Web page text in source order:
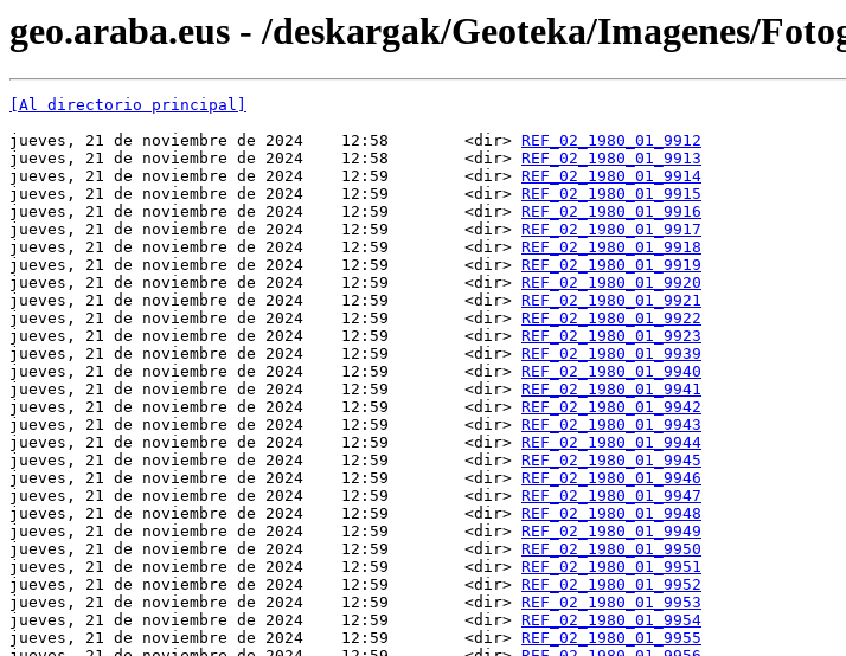
geo.araba.eus - /deskargak/Geoteka/Imagenes/
[Al directorio principal]
jueves, 21 de noviembre de 2024    12:58        <dir> REF_02_1980_01_9912
jueves, 21 de noviembre de 2024    12:58        <dir> REF_02_1980_01_9913
jueves, 21 de noviembre de 2024    12:59        <dir> REF_02_1980_01_9914
jueves, 21 de noviembre de 2024    12:59        <dir> REF_02_1980_01_9915
jueves, 21 de noviembre de 2024    12:59        <dir> REF_02_1980_01_9916
jueves, 21 de noviembre de 2024    12:59        <dir> REF_02_1980_01_9917
jueves, 21 de noviembre de 2024    12:59        <dir> REF_02_1980_01_9918
jueves, 21 de noviembre de 2024    12:59        <dir> REF_02_1980_01_9919
jueves, 21 de noviembre de 2024    12:59        <dir> REF_02_1980_01_9920
jueves, 21 de noviembre de 2024    12:59        <dir> REF_02_1980_01_9921
jueves, 21 de noviembre de 2024    12:59        <dir> REF_02_1980_01_9922
jueves, 21 de noviembre de 2024    12:59        <dir> REF_02_1980_01_9923
jueves, 21 de noviembre de 2024    12:59        <dir> REF_02_1980_01_9939
jueves, 21 de noviembre de 2024    12:59        <dir> REF_02_1980_01_9940
jueves, 21 de noviembre de 2024    12:59        <dir> REF_02_1980_01_9941
jueves, 21 de noviembre de 2024    12:59        <dir> REF_02_1980_01_9942
jueves, 21 de noviembre de 2024    12:59        <dir> REF_02_1980_01_9943
jueves, 21 de noviembre de 2024    12:59        <dir> REF_02_1980_01_9944
jueves, 21 de noviembre de 2024    12:59        <dir> REF_02_1980_01_9945
jueves, 21 de noviembre de 2024    12:59        <dir> REF_02_1980_01_9946
jueves, 21 de noviembre de 2024    12:59        <dir> REF_02_1980_01_9947
jueves, 21 de noviembre de 2024    12:59        <dir> REF_02_1980_01_9948
jueves, 21 de noviembre de 2024    12:59        <dir> REF_02_1980_01_9949
jueves, 21 de noviembre de 2024    12:59        <dir> REF_02_1980_01_9950
jueves, 21 de noviembre de 2024    12:59        <dir> REF_02_1980_01_9951
jueves, 21 de noviembre de 2024    12:59        <dir> REF_02_1980_01_9952
jueves, 21 de noviembre de 2024    12:59        <dir> REF_02_1980_01_9953
jueves, 21 de noviembre de 2024    12:59        <dir> REF_02_1980_01_9954
jueves, 21 de noviembre de 2024    12:59        <dir> REF_02_1980_01_9955